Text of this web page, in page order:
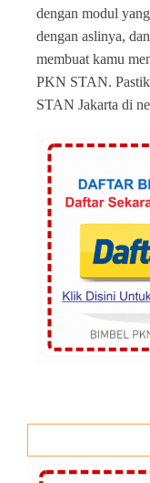
dengan modul
dengan aslinya,
membuat kamu
PKN STAN.
STAN Jakarta di